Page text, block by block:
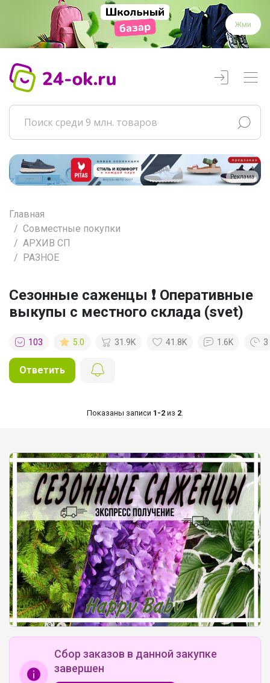
Жми
Реклама
Главная
Совместные покупки
АРХИВ СП
РАЗНОЕ
Сезонные саженцы ❗ Оперативные
выкупы с местного склада (svet)
103 5.0 31.9K 41.8K 1.6K 3
Ответить
Показаны записи 1-2 из 2
Сбор заказов в данной закупке
завершен